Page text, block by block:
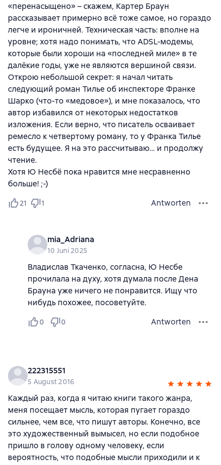
«перенасыщено» – скажем, Картер Браун
рассказывает примерно всё тоже самое, но гораздо
легче и ироничней. Техническая часть: вполне на
уровне; хотя надо понимать, что ADSL-модемы,
которые были хороши на «последней миле» в те
далёкие годы, уже не являются вершиной связи.
Открою небольшой секрет: я начал читать
следующий роман Тилье об инспекторе Франке
Шарко (что-то «медовое»), и мне показалось, что
автор избавился от некоторых недостатков
изложения. Если верно, что писатель осваивает
ремесло к четвертому роману, то у Франка Тилье
есть будущее. Я на это рассчитываю… и продолжу
чтение.
Хотя Ю Несбё пока нравится мне несравненно
больше! ;-)
21 1 Antworten
mia_Adriana
10 Juni 2025
Владислав Ткаченко, согласна, Ю Несбе
прочилала на духу, хотя думала после Дена
Брауна уже ничего не понравится. Ищу что
нибудь похожее, посоветуйте.
0 0 Antworten
222315551
5 August 2016
Каждый раз, когда я читаю книги такого жанра,
меня посещает мысль, которая пугает гораздо
сильнее, чем все, что пишут авторы. Конечно, все
это художественный вымысел, но если подобное
пришло в голову одному человеку, если
вероятность, что подобные мысли приходили и к